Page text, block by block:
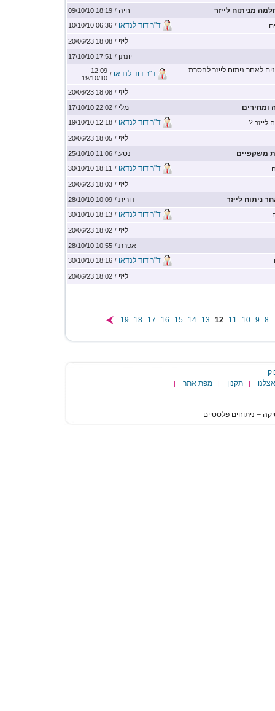
מניתוח לייזר חיה /
18:19 09/10/10
ד"ר דוד לנדאו /
06:36 10/10/10
ליזי /
18:08 20/06/23
יונתן /
17:51 17/10/10
לאחר ניתוח לייזר להסרת ד"ר דוד לנדאו /
12:09
19/10/10
ליזי /
18:08 20/06/23
ומחירים מלי /
22:02 17/10/10
לייזר ? ד"ר דוד לנדאו /
12:18 19/10/10
ליזי /
18:05 20/06/23
משקפיים נטע /
11:06 25/10/10
ד"ר דוד לנדאו /
18:11 30/10/10
ליזי /
18:03 20/06/23
ניתוח לייזר דורית /
10:09 28/10/10
ד"ר דוד לנדאו /
18:13 30/10/10
ליזי /
18:02 20/06/23
אפרת /
10:55 28/10/10
ד"ר דוד לנדאו /
18:16 30/10/10
ליזי /
18:02 20/06/23
8
9
10
11
12
13
14
15
16
17
18
19
| תקנון | מפת אתר |